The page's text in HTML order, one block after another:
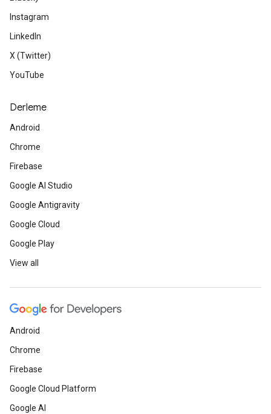
Instagram
LinkedIn
X (Twitter)
YouTube
Derleme
Android
Chrome
Firebase
Google AI Studio
Google Antigravity
Google Cloud
Google Play
View all
Android
Chrome
Firebase
Google Cloud Platform
Google AI